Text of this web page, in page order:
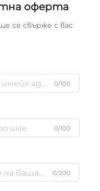
оферта
се свърже с вас
0/100
0/100
0/200